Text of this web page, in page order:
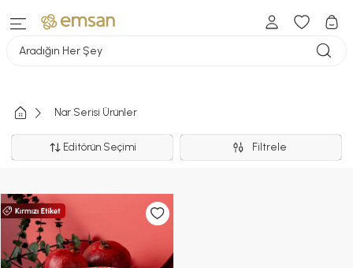
Aradığın Her Şey
Nar Serisi Ürünler
Editörün Seçimi Filtrele